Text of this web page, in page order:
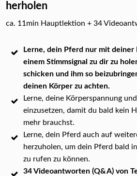
herholen
ca. 11min Hauptlektion + 34
Lerne, dein Pferd nur mit deiner
einem Stimmsignal zu dir zu
schicken und ihm so
deinen Körper zu achten.
Lerne, deine Körperspannung
einzusetzen, damit du bald kein
mehr brauchst.
Lerne, dein Pferd auch auf
herzuholen, um dein Pferd bald
zu rufen zu können.
34 Videoantworten (Q&A) von